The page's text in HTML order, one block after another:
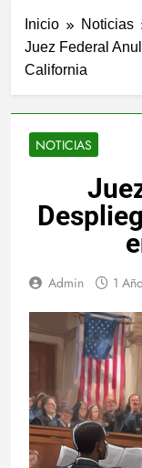
Inicio
Noticias
Juez Federal
California
NOTICIAS
Admin 1